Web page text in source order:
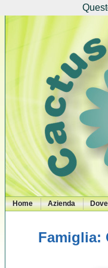
Home Azienda
Famiglia: